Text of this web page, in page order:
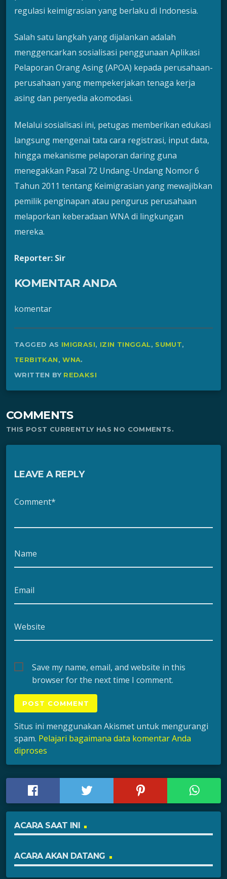
regulasi keimigrasian yang berlaku di Indonesia.
Salah satu langkah yang dijalankan adalah
menggencarkan sosialisasi penggunaan Aplikasi
Pelaporan Orang Asing (APOA) kepada perusahaan-
perusahaan yang mempekerjakan tenaga kerja
asing dan penyedia akomodasi.
Melalui sosialisasi ini, petugas memberikan edukasi
langsung mengenai tata cara registrasi, input data,
hingga mekanisme pelaporan daring guna
menegakkan Pasal 72 Undang-Undang Nomor 6
Tahun 2011 tentang Keimigrasian yang mewajibkan
pemilik penginapan atau pengurus perusahaan
melaporkan keberadaan WNA di lingkungan
mereka.
Reporter: Sir
KOMENTAR ANDA
komentar
TAGGED AS IMIGRASI, IZIN TINGGAL, SUMUT,
TERBITKAN,WNA.
WRITTEN BY REDAKSI
COMMENTS
THIS POST CURRENTLY HAS NO COMMENTS.
LEAVE A REPLY
Comment*
Name
Email
Website
Save my name, email, and website in this
browser for the next time I comment.
Situs ini menggunakan Akismet untuk mengurangi
spam. Pelajari bagaimana data komentar Anda
diproses
ACARA SAAT INI
ACARA AKAN DATANG